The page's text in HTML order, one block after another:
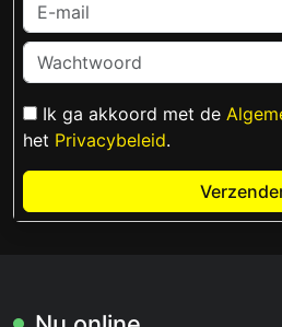
Ik ga akkoord met de
het Privacybeleid.